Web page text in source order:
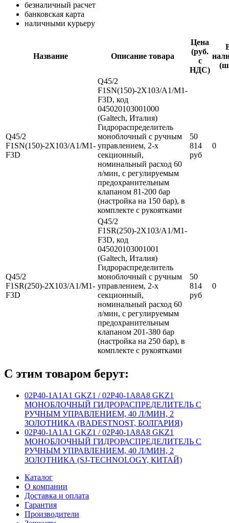
безналичный расчет
банковская карта
наличными курьеру
Название Описание товара
Цена
(руб.
с
НДС)
Q45/2
F1SN(150)-2X103/A1/M1-
F3D
Q45/2
F1SN(150)-2X103/A1/M1-
F3D, код
045020103001000
(Galtech, Италия)
Гидрораспределитель
моноблочный с ручным
управлением, 2-х
секционный,
номинальный расход 60
л/мин, с регулируемым
предохранительным
клапаном 81-200 бар
(настройка на 150 бар), в
комплекте с рукоятками
50
814
руб
0
Q45/2
F1SR(250)-2X103/A1/M1-
F3D
Q45/2
F1SR(250)-2X103/A1/M1-
F3D, код
045020103001001
(Galtech, Италия)
Гидрораспределитель
моноблочный с ручным
управлением, 2-х
секционный,
номинальный расход 60
л/мин, с регулируемым
предохранительным
клапаном 201-380 бар
(настройка на 250 бар), в
комплекте с рукоятками
50
814
руб
0
С этим товаром берут:
02P40-1А1A1 GKZ1 / 02P40-1А8A8 GKZ1
МОНОБЛОЧНЫЙ ГИДРОРАСПРЕДЕЛИТЕЛЬ С
РУЧНЫМ УПРАВЛЕНИЕМ, 40 Л/МИН, 2
ЗОЛОТНИКА (BADESTNOST, БОЛГАРИЯ)
02P40-1А1A1 GKZ1 / 02P40-1А8A8 GKZ1
МОНОБЛОЧНЫЙ ГИДРОРАСПРЕДЕЛИТЕЛЬ С
РУЧНЫМ УПРАВЛЕНИЕМ, 40 Л/МИН, 2
ЗОЛОТНИКА (SJ-TECHNOLOGY, КИТАЙ)
Каталог
О компании
Доставка и оплата
Гарантия
Производители